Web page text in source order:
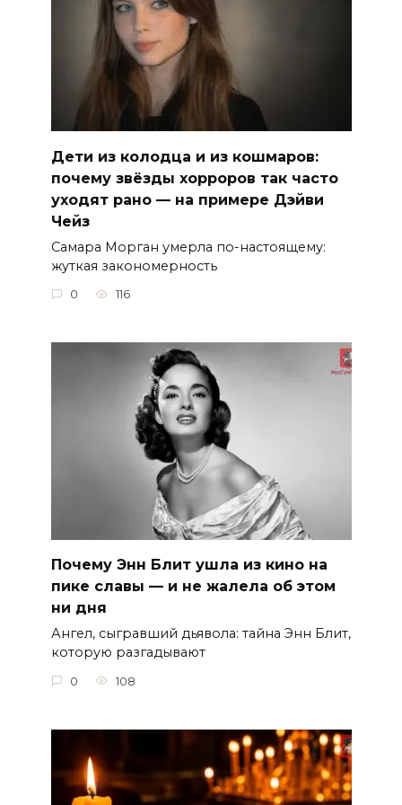
Дети из колодца и из кошмаров:
почему звёзды хорроров так часто
уходят рано — на примере Дэйви
Чейз
Самара Морган умерла по-настоящему:
жуткая закономерность
0 116
Почему Энн Блит ушла из кино на
пике славы — и не жалела об этом
ни дня
Ангел, сыгравший дьявола: тайна Энн Блит,
которую разгадывают
0 108